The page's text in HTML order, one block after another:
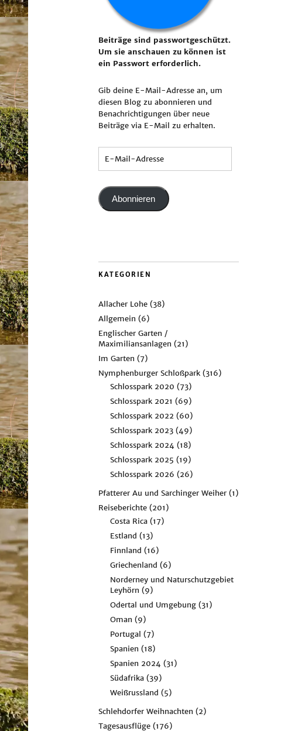
Beiträge sind passwortgeschützt.
Um sie anschauen zu können ist
ein Passwort erforderlich.
Gib deine E-Mail-Adresse an, um
diesen Blog zu abonnieren und
Benachrichtigungen über neue
Beiträge via E-Mail zu erhalten.
Abonnieren
KATEGORIEN
Allacher Lohe (38)
Allgemein (6)
Englischer Garten /
Maximiliansanlagen (21)
Im Garten (7)
Nymphenburger Schloßpark (316)
Schlosspark 2020 (73)
Schlosspark 2021 (69)
Schlosspark 2022 (60)
Schlosspark 2023 (49)
Schlosspark 2024 (18)
Schlosspark 2025 (19)
Schlosspark 2026 (26)
Pfatterer Au und Sarchinger Weiher (1)
Reiseberichte (201)
Costa Rica (17)
Estland (13)
Finnland (16)
Griechenland (6)
Norderney und Naturschutzgebiet
Leyhörn (9)
Odertal und Umgebung (31)
Oman (9)
Portugal (7)
Spanien (18)
Spanien 2024 (31)
Südafrika (39)
Weißrussland (5)
Schlehdorfer Weihnachten (2)
Tagesausflüge (176)